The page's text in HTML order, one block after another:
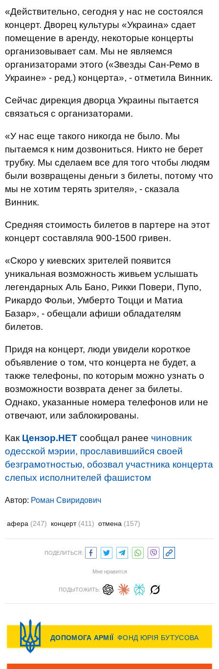
«Действительно, сегодня у нас не состоялся
концерт. Дворец культуры «Украина» сдает
помещение в аренду, некоторые концерты
организовывает сам. Мы не являемся
организаторами этого («Звезды Сан-Ремо в
Украине» - ред.) концерта», - отметила Винник.
Сейчас дирекция дворца Украины пытается
связаться с организаторами.
«У нас еще такого никогда не было. Мы
пытаемся к ним дозвониться. Никто не берет
трубку. Мы сделаем все для того чтобы людям
были возвращены деньги з билеты, потому что
мы не хотим терять зрителя», - сказала
Винник.
Средняя стоимость билетов в партере на этот
концерт составляла 900-1500 гривен.
«Cкоро у киевских зрителей появится
уникальная возможность живьем услышать
легендарных Аль Бано, Рикки Повери, Пупо,
Рикардо Фольи, Умберто Тоцци и Матиа
Базар», - обещали афиши обладателям
билетов.
Придя на концерт, люди увидели короткое
объявление о том, что концерта не будет, а
также телефоны, по которым можно узнать о
возможности возврата денег за билеты.
Однако, указанные номера телефонов или не
отвечают, или заблокированы.
Как Цензор.НЕТ сообщал ранее чиновник
одесской мэрии, прославившийся своей
безграмотностью, обозвал участника концерта
слепых исполнителей фашистом
Автор: Роман Свиридович
афера (247) концерт (411) отмена (157)
ПОДЕЛИТЬСЯ:
Мне нравится
ПОДЫТОЖИТЬ: